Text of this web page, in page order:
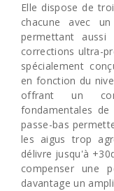
Elle dispose de
chacune avec
permettant
corrections ultra-
spécialement
en fonction du
offrant un
fondamentales
passe-bas
les aigus trop
délivre jusqu'à
compenser une
davantage un